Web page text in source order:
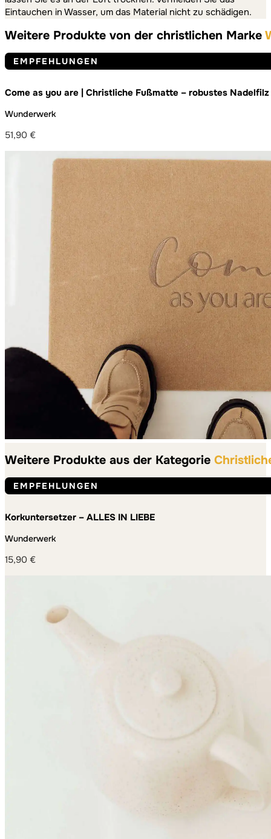
Eintauchen in Wasser, um das Material nicht zu schädigen.
Weitere Produkte von der christlichen Marke
EMPFEHLUNGEN
Come as you are | Christliche Fußmatte – robustes
Wunderwerk
51,90 €
Weitere Produkte aus der Kategorie
EMPFEHLUNGEN
Korkuntersetzer – ALLES IN LIEBE
Wunderwerk
15,90 €